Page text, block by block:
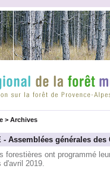
> Archives
- Assemblées générales
forestières ont programmé
d'avril 2019.